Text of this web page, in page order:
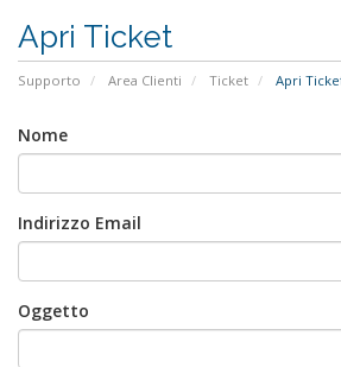
Apri Ticket
Supporto Area Clienti Ticket Apri
Nome
Indirizzo Email
Oggetto